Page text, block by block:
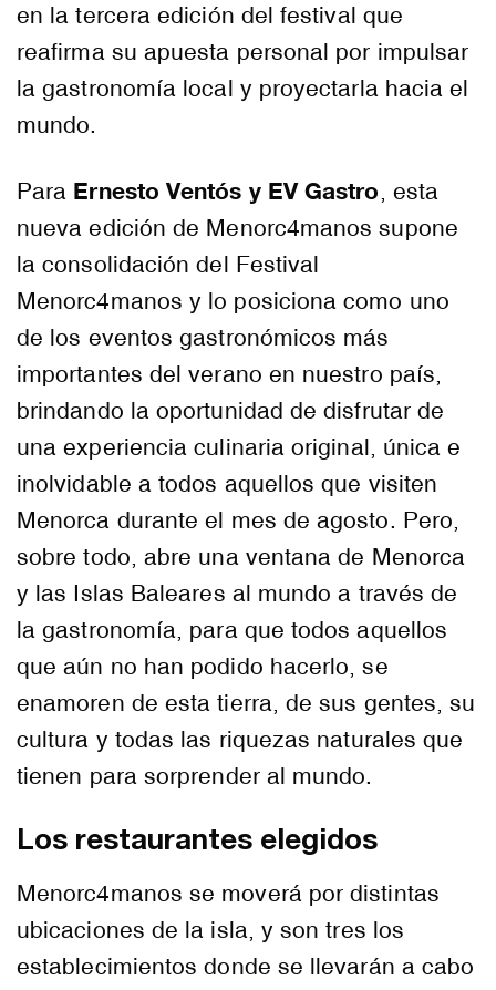
en la tercera edición del festival que
reafirma su apuesta personal por impulsar
la gastronomía local y proyectarla hacia el
mundo.
Para Ernesto Ventós y EV Gastro , esta
nueva edición de Menorc4manos supone
la consolidación del Festival
Menorc4manos y lo posiciona como uno
de los eventos gastronómicos más
importantes del verano en nuestro país,
brindando la oportunidad de disfrutar de
una experiencia culinaria original, única e
inolvidable a todos aquellos que visiten
Menorca durante el mes de agosto. Pero,
sobre todo, abre una ventana de Menorca
y las Islas Baleares al mundo a través de
la gastronomía, para que todos aquellos
que aún no han podido hacerlo, se
enamoren de esta tierra, de sus gentes, su
cultura y todas las riquezas naturales que
tienen para sorprender al mundo.
Los restaurantes elegidos
Menorc4manos se moverá por distintas
ubicaciones de la isla, y son tres los
establecimientos donde se llevarán a cabo